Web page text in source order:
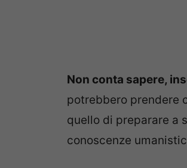
Non conta sapere,
potrebbero prendere
quello di preparare a
conoscenze